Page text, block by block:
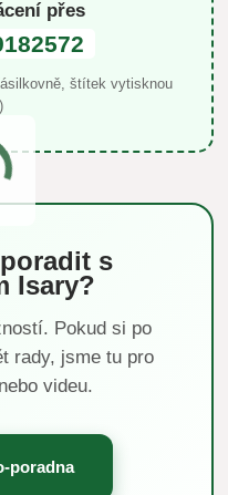
přes
štítek vytisknou
s
Isary?
Pokud si po
rady, jsme tu pro
videu.
poradna